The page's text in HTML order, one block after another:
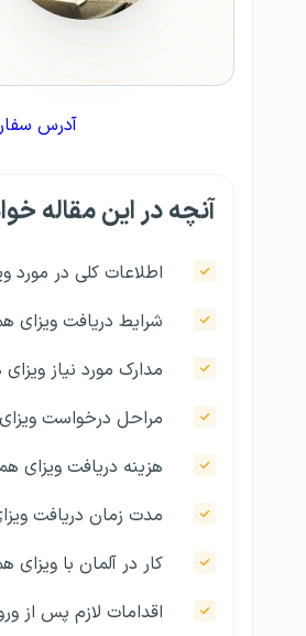
آدرس
آنچه در این مقاله
اطلاعات کلی در مورد
شرایط دریافت ویزای
مدارک مورد نیاز ویزای
مراحل درخواست ویزای
هزینه دریافت ویزای
مدت زمان دریافت
کار در آلمان با ویزای
اقدامات لازم پس از